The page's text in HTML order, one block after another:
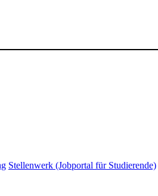
Stellenwerk (Jobportal für Studierende)